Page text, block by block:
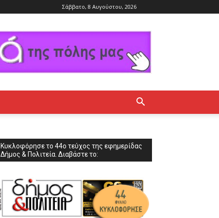
Σάββατο, 8 Αυγούστου, 2026
Κυκλοφόρησε το 44ο τεύχος της εφημερίδας
Δήμος & Πολιτεία. Διαβάστε το: